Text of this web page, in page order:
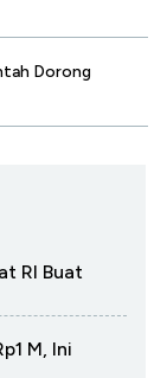
Dorong
RI Buat
M, Ini